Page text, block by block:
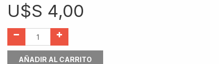
U$S 4,00
AÑADIR AL CARRITO